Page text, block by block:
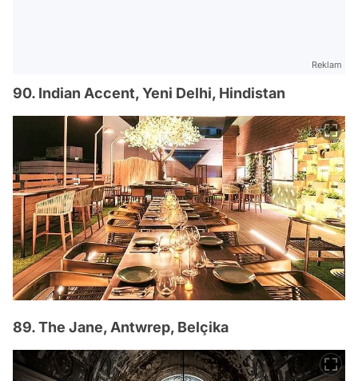
Reklam
90. Indian Accent, Yeni Delhi, Hindistan
89. The Jane, Antwrep, Belçika